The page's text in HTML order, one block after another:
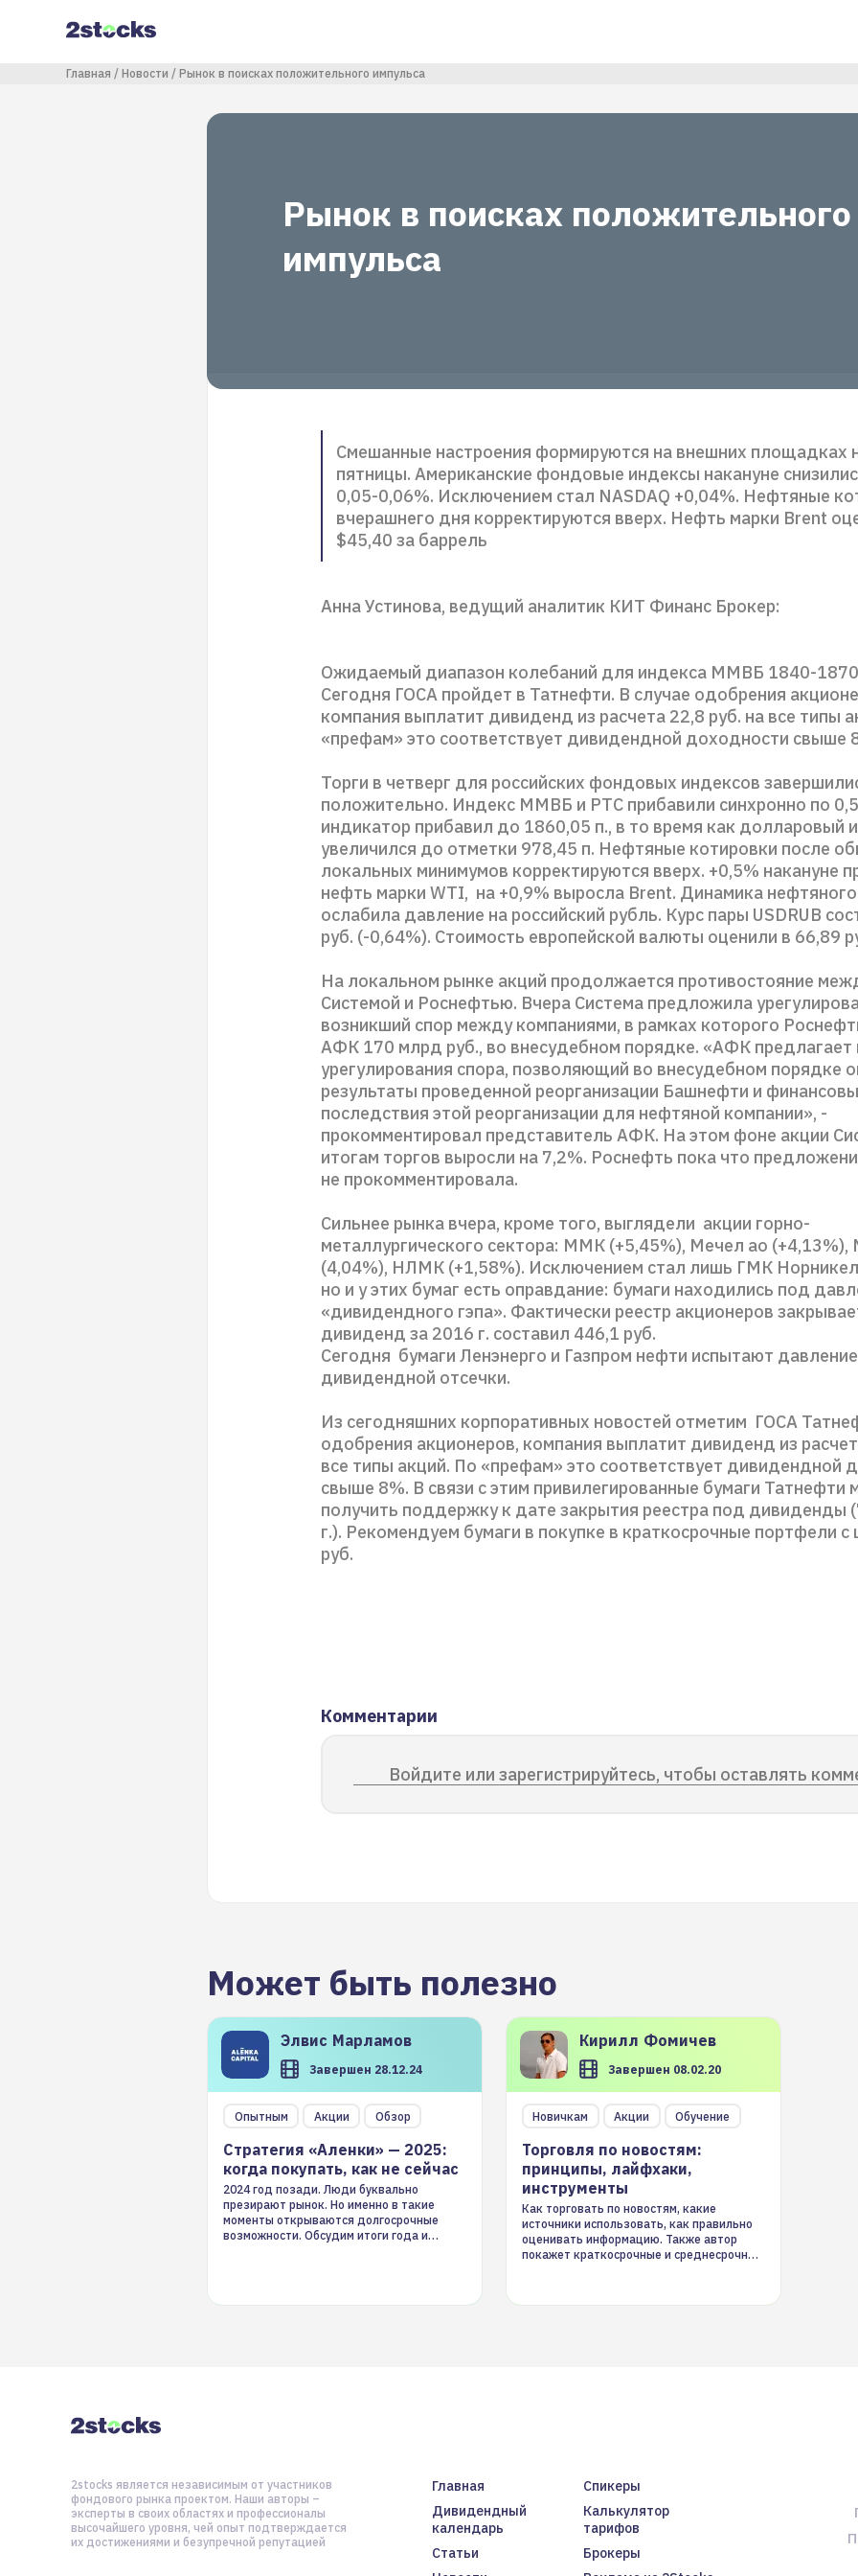
содержанию
Строка навигации
Главная Новости Рынок в поисках положительного импульса
Рынок в поисках положительного
импульса
Смешанные настроения формируются на внешних площадках
пятницы. Американские фондовые индексы накануне
0,05-0,06%. Исключением стал NASDAQ +0,04%. Нефтяные
вчерашнего дня корректируются вверх. Нефть марки Brent
$45,40 за баррель
Анна Устинова, ведущий аналитик КИТ Финанс Брокер:
Ожидаемый диапазон колебаний для индекса ММВБ 1840-
Сегодня ГОСА пройдет в Татнефти. В случае одобрения
компания выплатит дивиденд из расчета 22,8 руб. на все типы
«префам» это соответствует дивидендной доходности свыше
Торги в четверг для российских фондовых индексов
положительно. Индекс ММВБ и РТС прибавили синхронно по
индикатор прибавил до 1860,05 п., в то время как долларовый
увеличился до отметки 978,45 п. Нефтяные котировки после
локальных минимумов корректируются вверх. +0,5% накануне
нефть марки WTI, на +0,9% выросла Brent. Динамика
ослабила давление на российский рубль. Курс пары USDRUB
руб. (-0,64%). Стоимость европейской валюты оценили в 66,89
На локальном рынке акций продолжается противостояние
Системой и Роснефтью. Вчера Система предложила
возникший спор между компаниями, в рамках которого
АФК 170 млрд руб., во внесудебном порядке. «АФК предлагает
урегулирования спора, позволяющий во внесудебном порядке
результаты проведенной реорганизации Башнефти и
последствия этой реорганизации для нефтяной компании», -
прокомментировал представитель АФК. На этом фоне акции
итогам торгов выросли на 7,2%. Роснефть пока что
не прокомментировала.
Сильнее рынка вчера, кроме того, выглядели акции горно-
металлургического сектора: ММК (+5,45%), Мечел ао (+4,13%),
(4,04%), НЛМК (+1,58%). Исключением стал лишь ГМК
но и у этих бумаг есть оправдание: бумаги находились под
«дивидендного гэпа». Фактически реестр акционеров
дивиденд за 2016 г. составил 446,1 руб.
Сегодня бумаги Ленэнерго и Газпром нефти испытают
дивидендной отсечки.
Из сегодняшних корпоративных новостей отметим ГОСА
одобрения акционеров, компания выплатит дивиденд из
все типы акций. По «префам» это соответствует дивидендной
свыше 8%. В связи с этим привилегированные бумаги Татнефти
получить поддержку к дате закрытия реестра под дивиденды
г.). Рекомендуем бумаги в покупке в краткосрочные портфели
руб.
Комментарии
Войдите или зарегистрируйтесь, чтобы оставлять
Может быть полезно
Элвис Марламов
Завершен 28.12.24
Опытным Акции Обзор
Стратегия «Аленки» — 2025:
когда покупать, как не сейчас
2024 год позади. Люди буквально
презирают рынок. Но именно в такие
моменты открываются долгосрочные
возможности. Обсудим итоги года и
Кирилл Фомичев
Завершен 08.02.20
Новичкам Акции Обучение
Торговля по новостям:
принципы, лайфхаки,
инструменты
Как торговать по новостям, какие
источники использовать, как правильно
оценивать информацию. Также автор
покажет краткосрочные и среднесрочные
Главная
Спикеры
Дивидендный
календарь
Калькулятор
тарифов
Статьи
Брокеры
2stocks является независимым от участников
фондового рынка проектом. Наши авторы –
эксперты в своих областях и профессионалы
высочайшего уровня, чей опыт подтверждается
их достижениями и безупречной репутацией